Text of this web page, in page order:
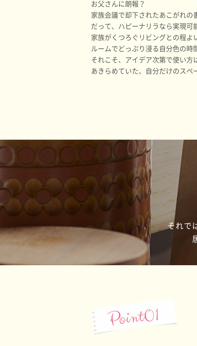
お父さんに朗報？
家族会議で却下されたあこがれの
だって、ハピーナリラなら実現可
家族がくつろぐリビングとの程よ
ルームでどっぷり浸る自分色の時
それこそ、アイデア次第で使い方
あきらめていた、自分だけのスペ
それで